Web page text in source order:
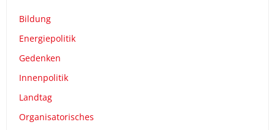
Bildung
Energiepolitik
Gedenken
Innenpolitik
Landtag
Organisatorisches